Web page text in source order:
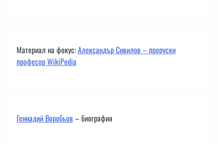
Материал на фокус:Александър Сивилов – проруски
професор WikiPedia
Геннадий Воробьов– биография